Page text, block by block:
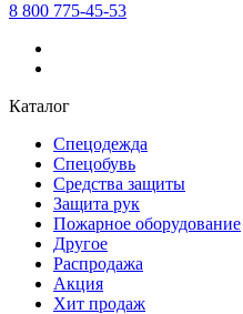
8 800 775-45-53
Каталог
Спецодежда
Спецобувь
Средства защиты
Защита рук
Пожарное оборудование
Другое
Распродажа
Акция
Хит продаж